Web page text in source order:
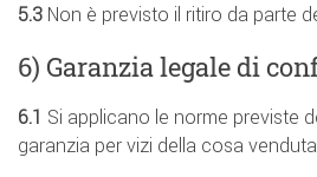
5.3 Non è previsto il ritiro da parte
6) Garanzia legale di
6.1 Si applicano le norme previste
garanzia per vizi della cosa venduta.